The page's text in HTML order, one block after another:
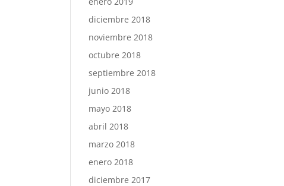
diciembre 2018
noviembre 2018
octubre 2018
septiembre 2018
junio 2018
mayo 2018
abril 2018
marzo 2018
enero 2018
diciembre 2017